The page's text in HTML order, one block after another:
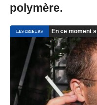
2
5
/
1
1
/
2
0
polymère.